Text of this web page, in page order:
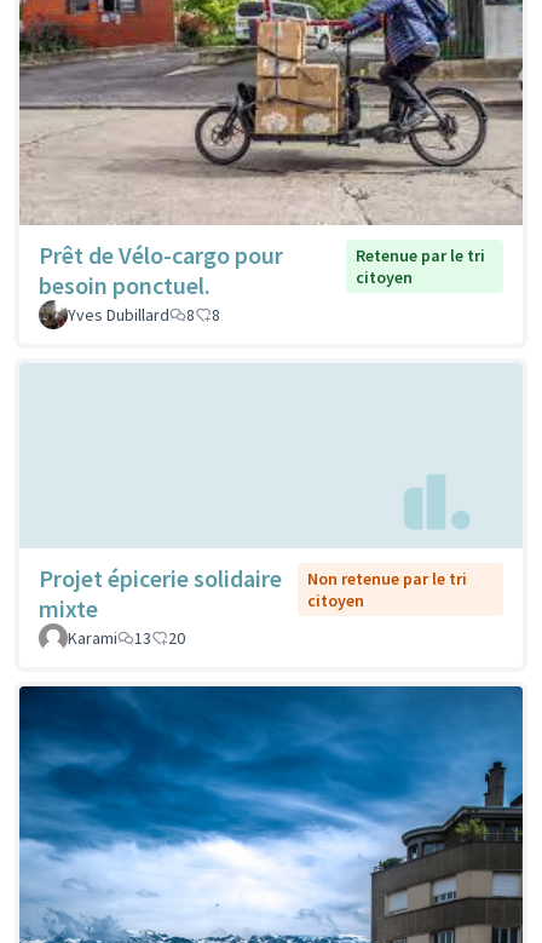
Prêt de Vélo-cargo pour
besoin ponctuel.
Retenue par le tri
citoyen
Yves Dubillard
8 8
Projet épicerie solidaire
mixte
Non retenue par le tri
citoyen
Karami
13 20